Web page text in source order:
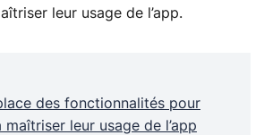
leur usage de l’app.
des fonctionnalités pour
leur usage de l’app